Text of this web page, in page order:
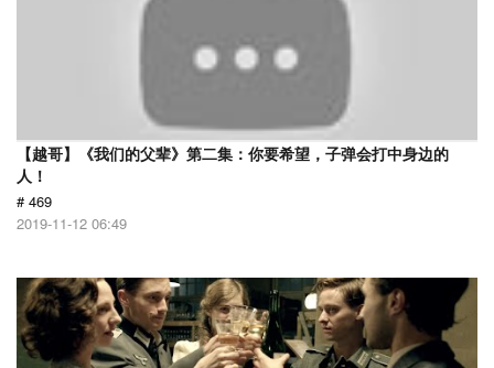
【越哥】《我们的父辈》第二集：你要希望，子弹会打中身边的
人！
# 469
2019-11-12 06:49